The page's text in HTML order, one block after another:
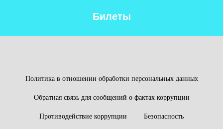
Билеты
Политика в отношении обработки персональных данных
Обратная связь для сообщений о фактах коррупции
Противодействие коррупции Безопасность